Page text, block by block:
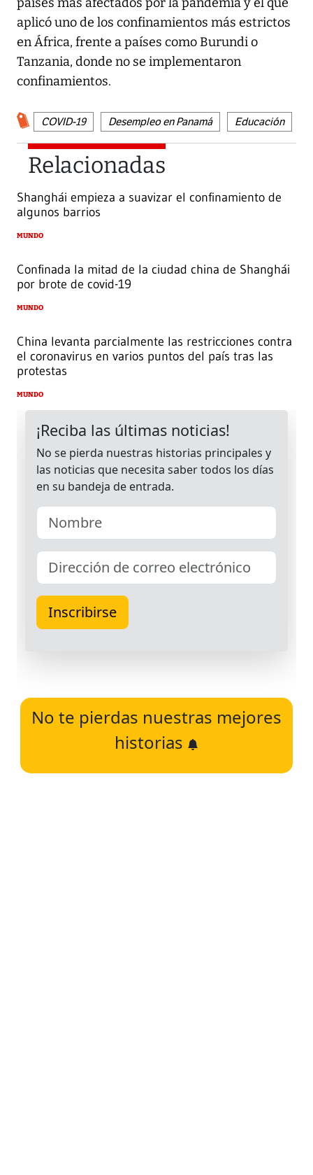
aplicó uno de los confinamientos más estrictos
en África, frente a países como Burundi o
Tanzania, donde no se implementaron
confinamientos.
COVID-19 Desempleo en Panamá Educación
Relacionadas
Shanghái empieza a suavizar el confinamiento de
algunos barrios
MUNDO
Confinada la mitad de la ciudad china de Shanghái
por brote de covid-19
MUNDO
China levanta parcialmente las restricciones contra
el coronavirus en varios puntos del país tras las
protestas
MUNDO
No te pierdas nuestras mejores
historias